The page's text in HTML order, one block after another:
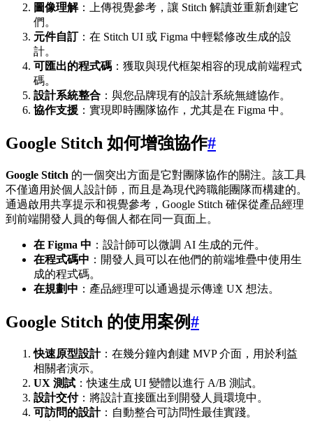
圖像理解：上傳視覺參考，讓 Stitch 解讀並重新創建它
們。
元件自訂：在 Stitch UI 或 Figma 中輕鬆修改生成的設
計。
可匯出的程式碼 ：獲取與現代框架相容的現成前端程式
碼。
設計系統整合 ：與您品牌現有的設計系統無縫協作。
協作支援 ：實現即時團隊協作，尤其是在 Figma 中。
Google Stitch 如何增強協作#
Google Stitch 的一個突出方面是它對團隊協作的關注。該工具
不僅適用於個人設計師，而且是為現代跨職能團隊而構建的。
通過啟用共享提示和視覺參考，Google Stitch 確保從產品經理
到前端開發人員的每個人都在同一頁面上。
在 Figma 中 ：設計師可以微調 AI 生成的元件。
在程式碼中 ：開發人員可以在他們的前端堆疊中使用生
成的程式碼。
在規劃中 ：產品經理可以通過提示傳達 UX 想法。
Google Stitch 的使用案例#
快速原型設計：在幾分鐘內創建 MVP 介面，用於利益
相關者演示。
UX 測試 ：快速生成 UI 變體以進行 A/B 測試。
設計交付：將設計直接匯出到開發人員環境中。
可訪問的設計：自動整合可訪問性最佳實踐。